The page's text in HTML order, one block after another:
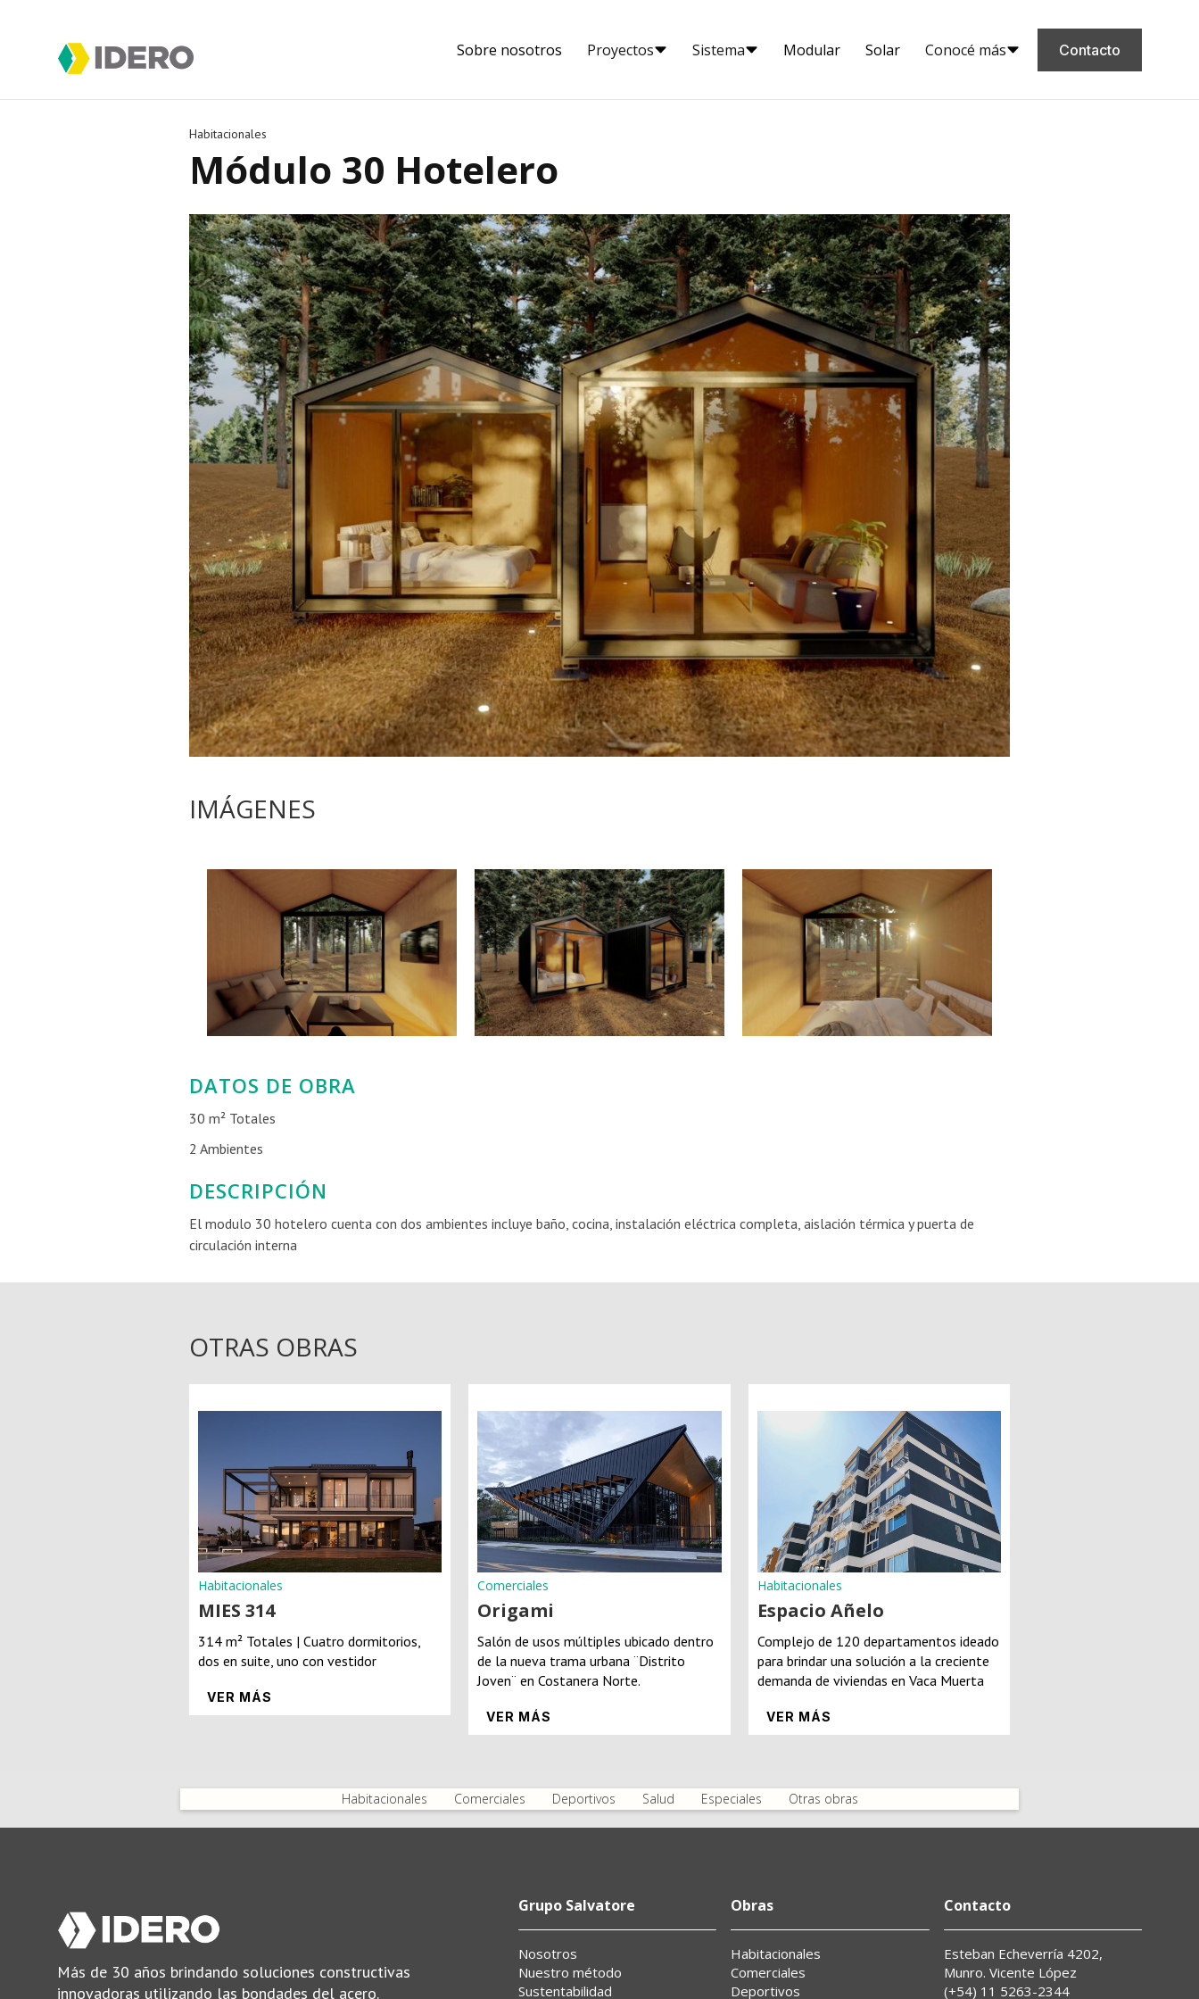
Sobre nosotros Proyectos Sistema Modular Solar Conocé más Contacto
Habitacionales
Módulo 30 Hotelero
IMÁGENES
DATOS DE OBRA
30 m² Totales
2 Ambientes
DESCRIPCIÓN
El modulo 30 hotelero cuenta con dos ambientes incluye baño, cocina, instalación eléctrica completa, aislación térmica y puerta de
circulación interna
OTRAS OBRAS
Habitacionales
MIES 314
314 m² Totales | Cuatro dormitorios,
dos en suite, uno con vestidor
VER MÁS
Comerciales
Origami
Salón de usos múltiples ubicado dentro
de la nueva trama urbana ¨Distrito
Joven¨ en Costanera Norte.
VER MÁS
Habitacionales
Espacio Añelo
Complejo de 120 departamentos ideado
para brindar una solución a la creciente
demanda de viviendas en Vaca Muerta
VER MÁS
Habitacionales Comerciales Deportivos Salud Especiales Otras obras
Más de 30 años brindando soluciones constructivas
innovadoras utilizando las bondades del acero.
Grupo Salvatore
Nosotros
Nuestro método
Sustentabilidad
Obras
Habitacionales
Comerciales
Deportivos
Contacto
Esteban Echeverría 4202,
Munro. Vicente López
(+54) 11 5263-2344